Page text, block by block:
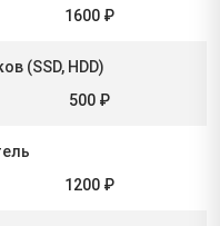
1600 ₽
(SSD, HDD)
500 ₽
1200 ₽